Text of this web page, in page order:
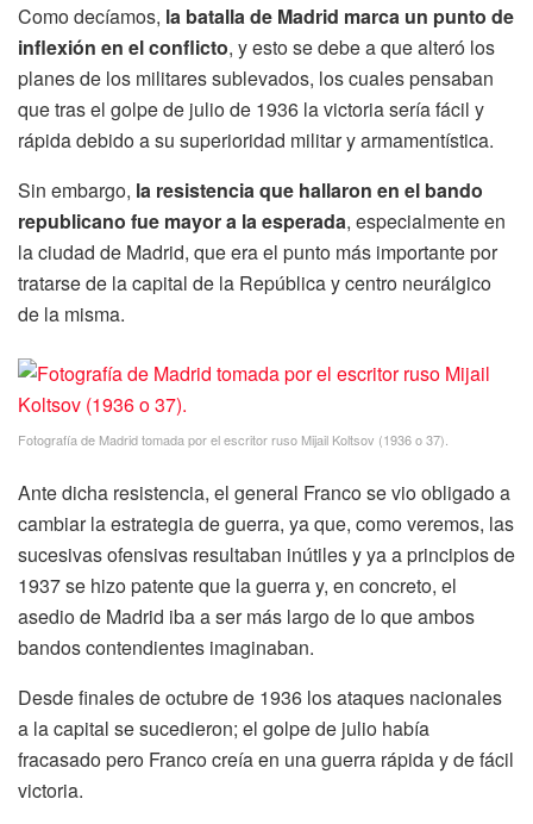
Como decíamos, la batalla de Madrid marca un punto de
inflexión en el conflicto, y esto se debe a que alteró los
planes de los militares sublevados, los cuales pensaban
que tras el golpe de julio de 1936 la victoria sería fácil y
rápida debido a su superioridad militar y armamentística.
Sin embargo, la resistencia que hallaron en el bando
republicano fue mayor a la esperada, especialmente en
la ciudad de Madrid, que era el punto más importante por
tratarse de la capital de la República y centro neurálgico
de la misma.
Fotografía de Madrid tomada por el escritor ruso Mijail Koltsov (1936 o 37).
Ante dicha resistencia, el general Franco se vio obligado a
cambiar la estrategia de guerra, ya que, como veremos, las
sucesivas ofensivas resultaban inútiles y ya a principios de
1937 se hizo patente que la guerra y, en concreto, el
asedio de Madrid iba a ser más largo de lo que ambos
bandos contendientes imaginaban.
Desde finales de octubre de 1936 los ataques nacionales
a la capital se sucedieron; el golpe de julio había
fracasado pero Franco creía en una guerra rápida y de fácil
victoria.